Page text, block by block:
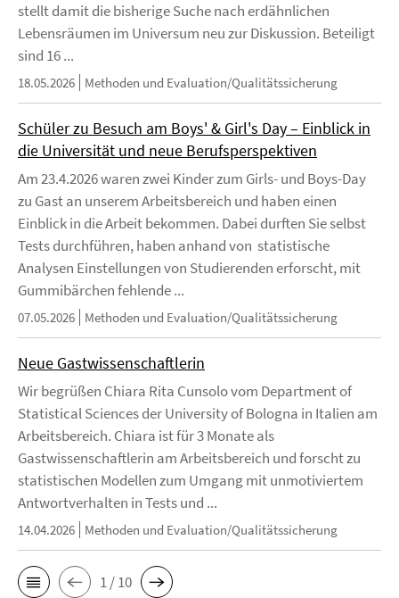
stellt damit die bisherige Suche nach erdähnlichen
Lebensräumen im Universum neu zur Diskussion. Beteiligt
sind 16 ...
18.05.2026 Methoden und Evaluation/Qualitätssicherung
Schüler zu Besuch am Boys' & Girl's Day – Einblick in
die Universität und neue Berufsperspektiven
Am 23.4.2026 waren zwei Kinder zum Girls- und Boys-Day
zu Gast an unserem Arbeitsbereich und haben einen
Einblick in die Arbeit bekommen. Dabei durften Sie selbst
Tests durchführen, haben anhand von statistische
Analysen Einstellungen von Studierenden erforscht, mit
Gummibärchen fehlende ...
07.05.2026 Methoden und Evaluation/Qualitätssicherung
Neue Gastwissenschaftlerin
Wir begrüßen Chiara Rita Cunsolo vom Department of
Statistical Sciences der University of Bologna in Italien am
Arbeitsbereich. Chiara ist für 3 Monate als
Gastwissenschaftlerin am Arbeitsbereich und forscht zu
statistischen Modellen zum Umgang mit unmotiviertem
Antwortverhalten in Tests und ...
14.04.2026 Methoden und Evaluation/Qualitätssicherung
1 / 10